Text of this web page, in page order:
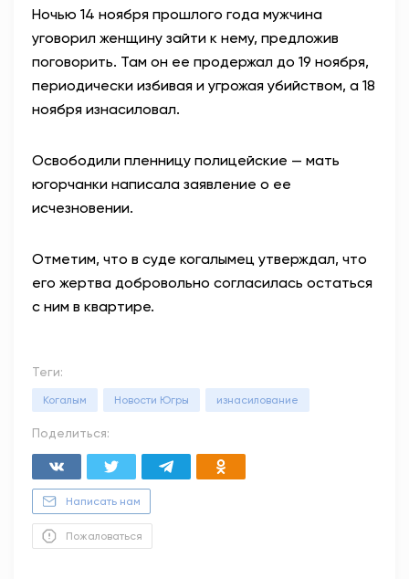
Ночью 14 ноября прошлого года мужчина
уговорил женщину зайти к нему, предложив
поговорить. Там он ее продержал до 19 ноября,
периодически избивая и угрожая убийством, а 18
ноября изнасиловал.
Освободили пленницу полицейские — мать
югорчанки написала заявление о ее
исчезновении.
Отметим, что в суде когалымец утверждал, что
его жертва добровольно согласилась остаться
с ним в квартире.
Теги:
Когалым Новости Югры изнасилование
Поделиться:
Написать нам
Пожаловаться